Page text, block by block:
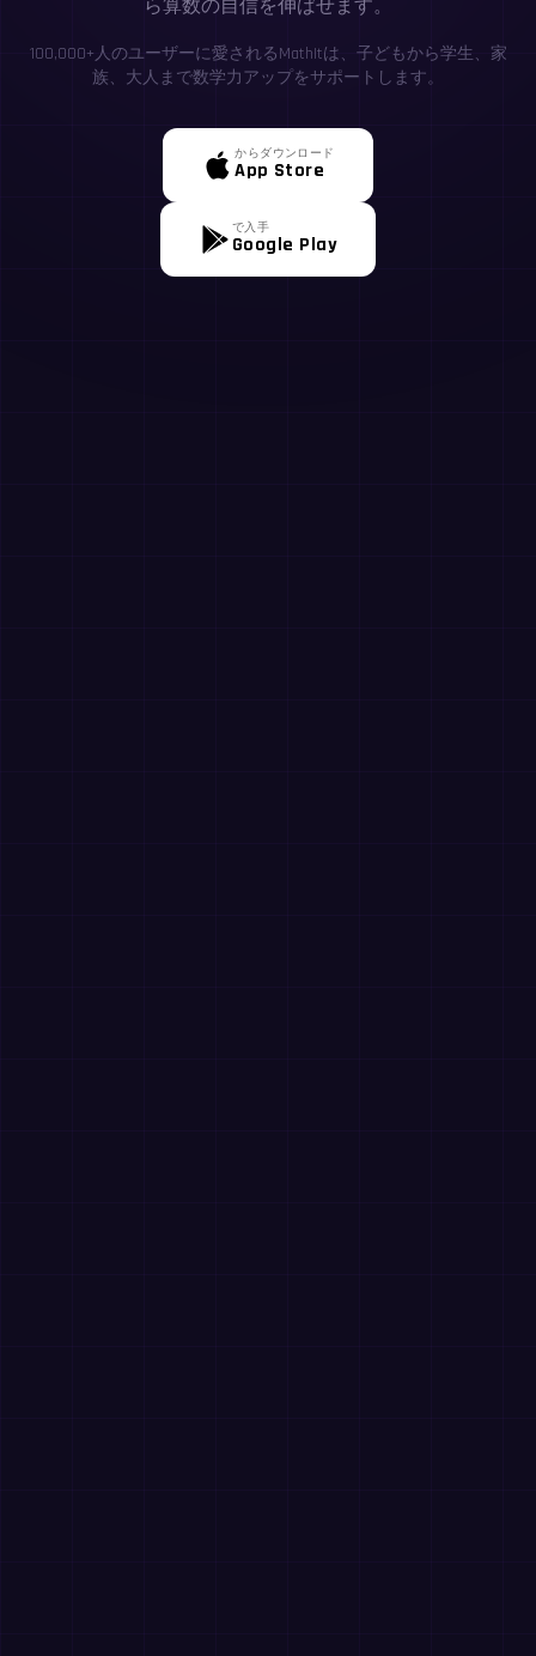
ら算数の自信を伸ばせます。
100,000+人のユーザーに愛されるMathItは、子どもから学生、家
族、大人まで数学力アップをサポートします。
からダウンロード
App Store
で入手
Google Play